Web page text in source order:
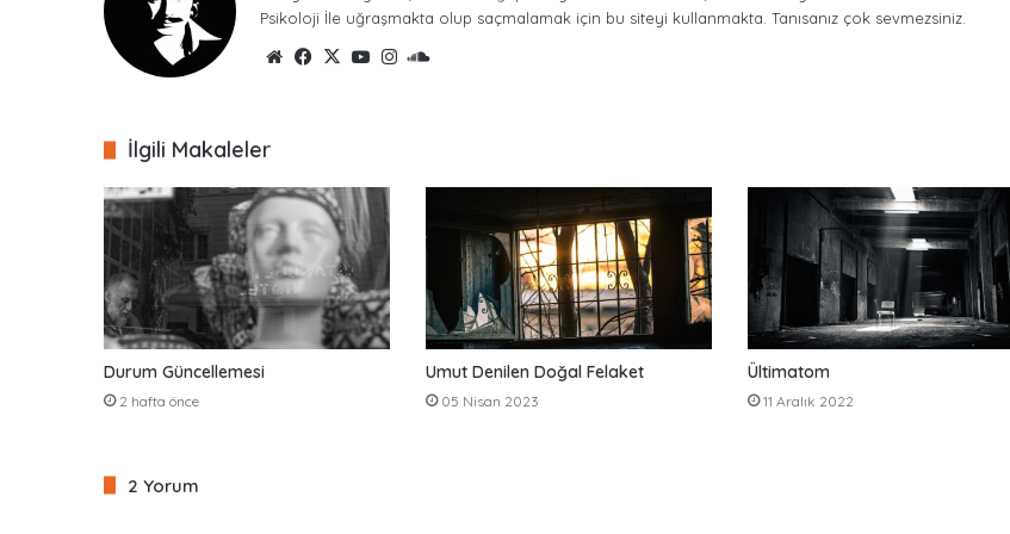
Psikoloji İle uğraşmakta olup saçmalamak için bu siteyi kullanmakta. Tanısanız çok sevmezsiniz.
We Fa
X
Yo Inst
İlgili Makaleler
Durum Güncellemesi
2 hafta önce
Umut Denilen Doğal Felaket
05 Nisan 2023
Ültimatom
11 Aralık 2022
2 Yorum